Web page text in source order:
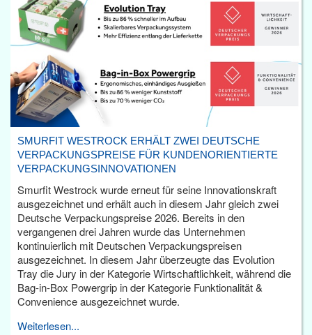
SMURFIT WESTROCK ERHÄLT ZWEI DEUTSCHE
VERPACKUNGSPREISE FÜR KUNDENORIENTIERTE
VERPACKUNGSINNOVATIONEN
Smurfit Westrock wurde erneut für seine Innovationskraft
ausgezeichnet und erhält auch in diesem Jahr gleich zwei
Deutsche Verpackungspreise 2026. Bereits in den
vergangenen drei Jahren wurde das Unternehmen
kontinuierlich mit Deutschen Verpackungspreisen
ausgezeichnet. In diesem Jahr überzeugte das Evolution
Tray die Jury in der Kategorie Wirtschaftlichkeit, während die
Bag-in-Box Powergrip in der Kategorie Funktionalität &
Convenience ausgezeichnet wurde.
Weiterlesen...